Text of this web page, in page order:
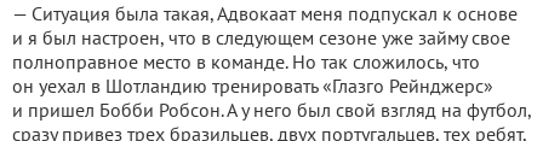
— Ситуация была такая, Адвокаат меня подпускал к основе
и я был настроен, что в следующем сезоне уже займу свое
полноправное место в команде. Но так сложилось, что
он уехал в Шотландию тренировать «Глазго Рейнджерс»
и пришел Бобби Робсон. А у него был свой взгляд на футбол,
сразу привез трех бразильцев, двух португальцев, тех ребят,